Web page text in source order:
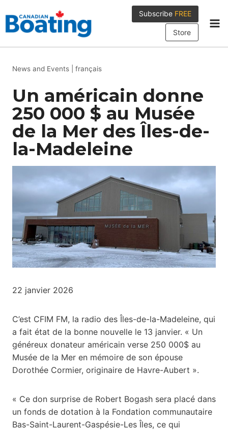
to
content
Subscribe FREE
Store
News and Events français
Un américain donne
250 000 $ au Musée
de la Mer des Îles-de-
la-Madeleine
22 janvier 2026
C’est CFIM FM, la radio des Îles-de-la-Madeleine, qui
a fait état de la bonne nouvelle le 13 janvier. « Un
généreux donateur américain verse 250 000$ au
Musée de la Mer en mémoire de son épouse
Dorothée Cormier, originaire de Havre-Aubert ».
« Ce don surprise de Robert Bogash sera placé dans
un fonds de dotation à la Fondation communautaire
Bas-Saint-Laurent-Gaspésie-Les Îles, ce qui